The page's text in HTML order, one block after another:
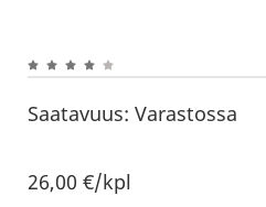
Saatavuus: Varastossa
26,00€/kpl